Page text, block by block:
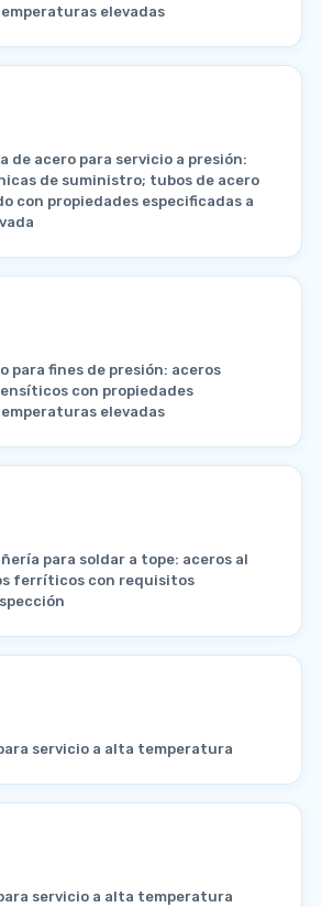
elevadas
de acero para servicio a presión:
de suministro; tubos de acero
con propiedades especificadas a
para fines de presión: aceros
con propiedades
elevadas
para soldar a tope: aceros al
ferríticos con requisitos
para servicio a alta temperatura
para servicio a alta temperatura